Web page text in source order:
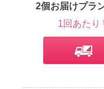
2個お届けプラ
1回あたり